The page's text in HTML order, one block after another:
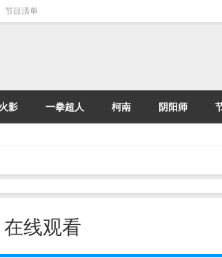
节目清单
火影 一拳超人 柯南 阴阳师
线观看